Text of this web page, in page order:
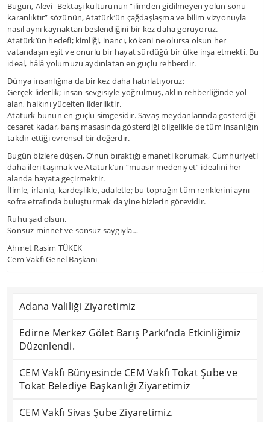
Bugün, Alevi–Bektaşi kültürünün “ilimden gidilmeyen yolun sonu
karanlıktır” sözünün, Atatürk’ün çağdaşlaşma ve bilim vizyonuyla
nasıl aynı kaynaktan beslendiğini bir kez daha görüyoruz.
Atatürk’ün hedefi; kimliği, inancı, kökeni ne olursa olsun her
vatandaşın eşit ve onurlu bir hayat sürdüğü bir ülke inşa etmekti. Bu
ideal, hâlâ yolumuzu aydınlatan en güçlü rehberdir.
Dünya insanlığına da bir kez daha hatırlatıyoruz:
Gerçek liderlik; insan sevgisiyle yoğrulmuş, aklın rehberliğinde yol
alan, halkını yücelten liderliktir.
Atatürk bunun en güçlü simgesidir. Savaş meydanlarında gösterdiği
cesaret kadar, barış masasında gösterdiği bilgelikle de tüm insanlığın
takdir ettiği evrensel bir değerdir.
Bugün bizlere düşen, O’nun bıraktığı emaneti korumak, Cumhuriyeti
daha ileri taşımak ve Atatürk’ün “muasır medeniyet” idealini her
alanda hayata geçirmektir.
İlimle, irfanla, kardeşlikle, adaletle; bu toprağın tüm renklerini aynı
sofra etrafında buluşturmak da yine bizlerin görevidir.
Ruhu şad olsun.
Sonsuz minnet ve sonsuz saygıyla…
Ahmet Rasim TÜKEK
Cem Vakfı Genel Başkanı
Adana Valiliği Ziyaretimiz
Edirne Merkez Gölet Barış Parkı’nda Etkinliğimiz
Düzenlendi.
CEM Vakfı Bünyesinde CEM Vakfı Tokat Şube ve
Tokat Belediye Başkanlığı Ziyaretimiz
CEM Vakfı Sivas Şube Ziyaretimiz.